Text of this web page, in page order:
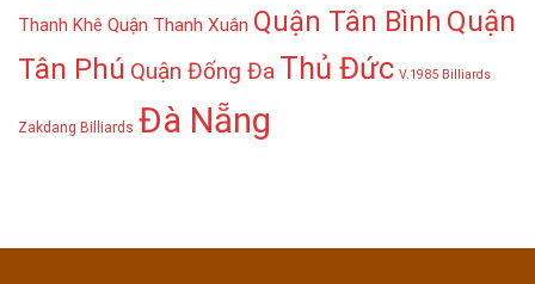
Thanh Khê Quận Thanh Xuân Quận Tân Bình Quận
Tân Phú Quận Đống Đa Thủ Đức V.1985 Billiards
Zakdang Billiards Đà Nẵng